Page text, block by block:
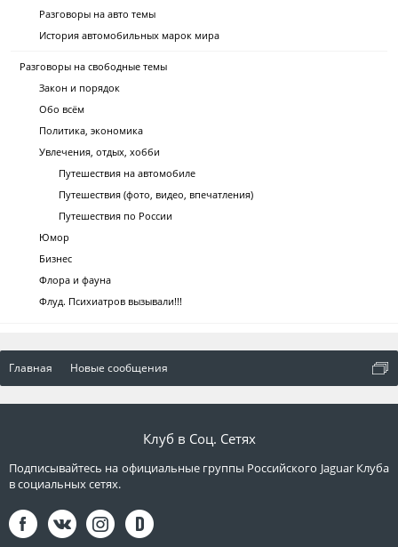
Разговоры на авто темы
История автомобильных марок мира
Разговоры на свободные темы
Закон и порядок
Обо всём
Политика, экономика
Увлечения, отдых, хобби
Путешествия на автомобиле
Путешествия (фото, видео, впечатления)
Путешествия по России
Юмор
Бизнес
Флора и фауна
Флуд. Психиатров вызывали!!!
Главная Новые сообщения
Клуб в Соц. Сетях
Подписывайтесь на официальные группы Российского Jaguar Клуба
в социальных сетях.